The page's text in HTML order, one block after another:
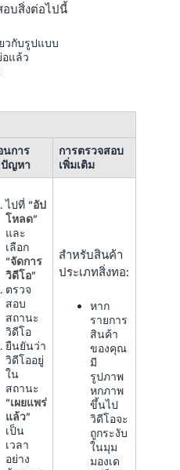
บสิ่งต่อไปนี้
วกับรูปแบบ
แล้ว
การ
ญหา
การตรวจสอบ
เพิ่มเติม
ไปที่ “อัป
โหลด”
และ
เลือก
“จัดการ
วิดีโอ”
ตรวจ
สอบ
สถานะ
วิดีโอ
ยืนยันว่า
วิดีโออยู่
ใน
สถานะ
“เผยแพร่
แล้ว”
เป็น
เวลา
อย่าง
สำหรับสินค้า
ประเภทสิ่งทอ:
หาก
รายการ
สินค้า
ของคุณ
มี
รูปภาพ
หกภาพ
ขึ้นไป
วิดีโอจะ
ถูกระงับ
ในมุม
มองเด